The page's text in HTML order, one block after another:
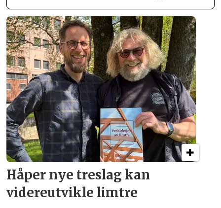
Håper nye treslag kan
videreutvikle limtre